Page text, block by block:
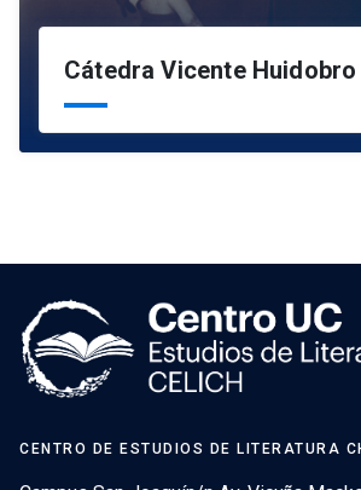
Cátedra Vicente Huidobro
CENTRO DE ESTUDIOS DE LITERATURA